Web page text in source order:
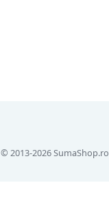
© 2013-2026 SumaShop.ro